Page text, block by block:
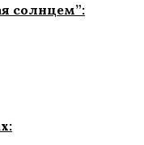
солнцем”: